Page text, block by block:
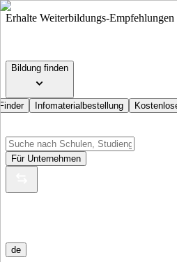
Erhalte Weiterbildungs-Empfehlungen
Bildung finden
Infomaterialbestellung
Für Unternehmen
de